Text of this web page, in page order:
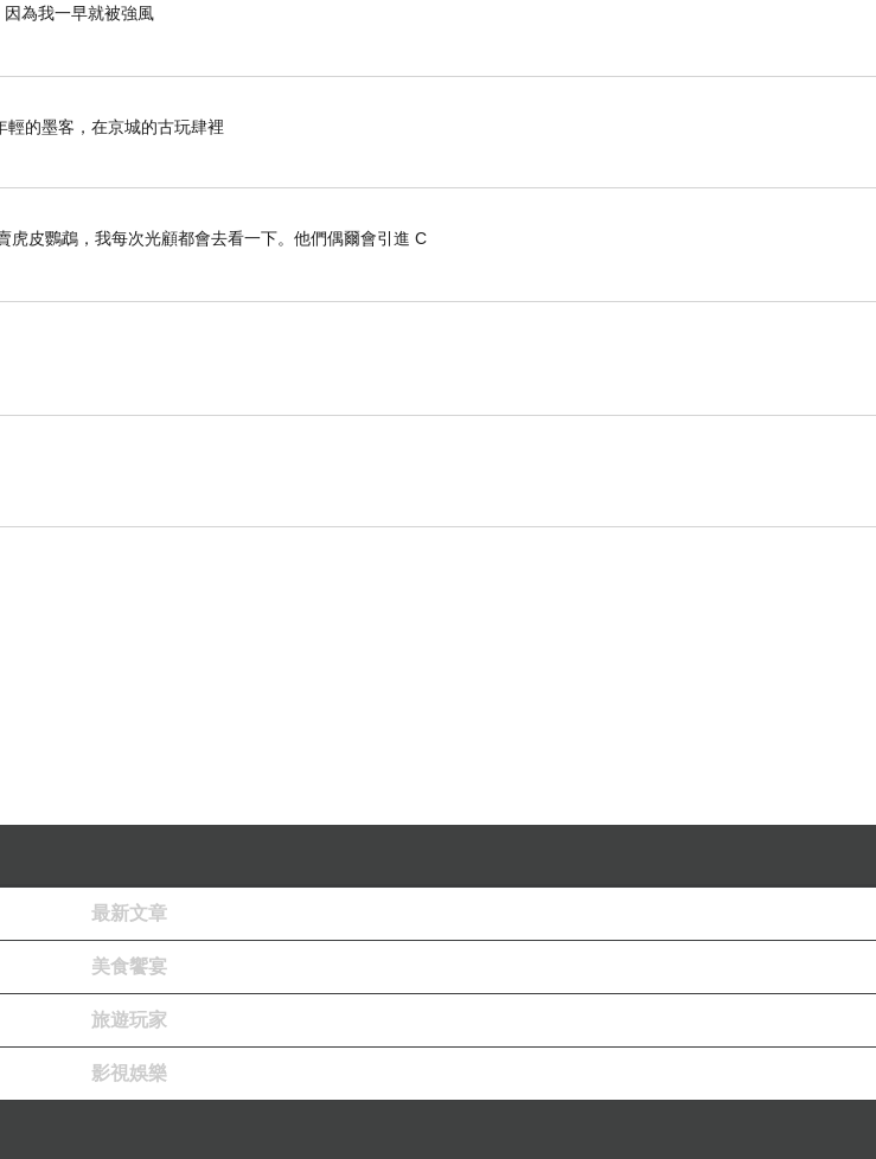
為我一早就被強風
京城的古玩肆裡
皮鸚鵡，我每次光顧都會去看一下。他們偶爾會引進 C
最新文章
美食饗宴
旅遊玩家
影視娛樂